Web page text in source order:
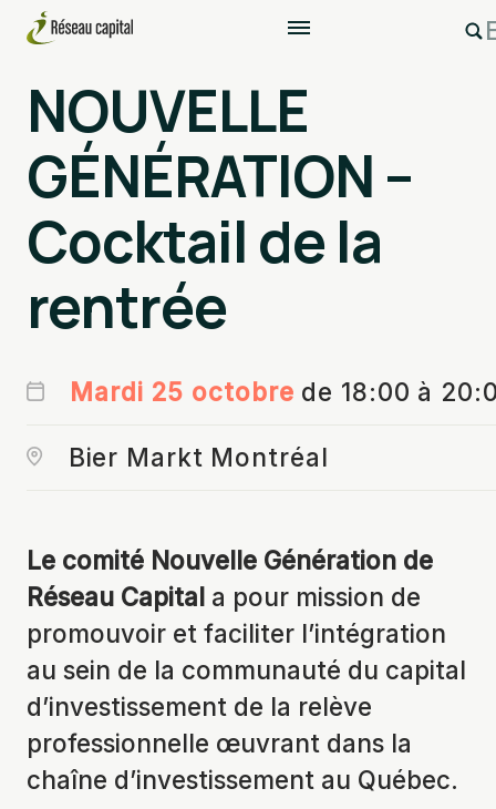
NOUVELLE
GÉNÉRATION –
Cocktail de la
rentrée
Mardi 25 octobre de 18:00 à
Bier Markt Montréal
Le comité Nouvelle Génération de
Réseau Capital a pour mission de
promouvoir et faciliter l’intégration
au sein de la communauté du capital
d’investissement de la relève
professionnelle œuvrant dans la
chaîne d’investissement au Québec.